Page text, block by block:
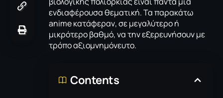
ενδιαφέρουσα θεματική. Τα παρακάτω
anime κατάφεραν, σε μεγαλύτερο ή
μικρότερο βαθμό, να την εξερευνήσουν με
τρόπο αξιομνημόνευτο.
Contents